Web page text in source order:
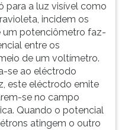
para a luz visível como
incidem os
um potenciômetro faz-
entre os
de um voltímetro.
se ao eléctrodo
este eléctrodo emite
se no campo
Quando o potencial
atingem o outro